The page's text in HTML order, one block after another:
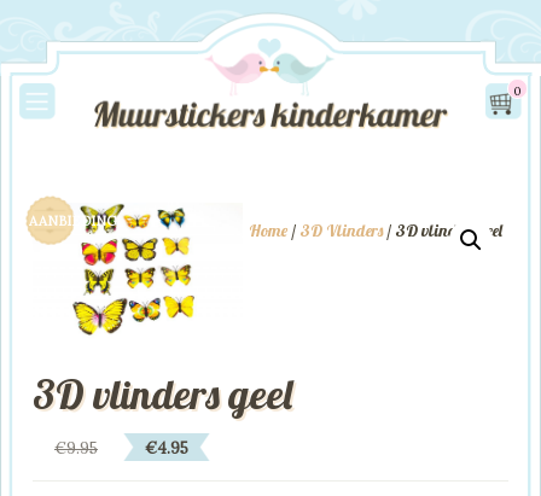
0
Home / 3D Vlinders/ 3D vlinders geel
AANBIEDING!
3D vlinders geel
€9.95
Oorspronkelijke
prijs
€4.95